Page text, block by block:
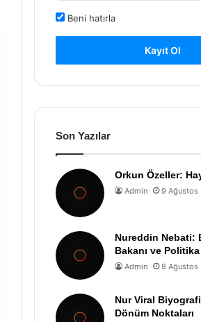
Beni hatırla
Kayıt Ol
Son Yazılar
Orkun Özeller:
Admin 9 Ağustos
Nureddin Nebati:
Bakanı ve Politika
Admin 8 Ağustos
Nur Viral
Dönüm Noktaları